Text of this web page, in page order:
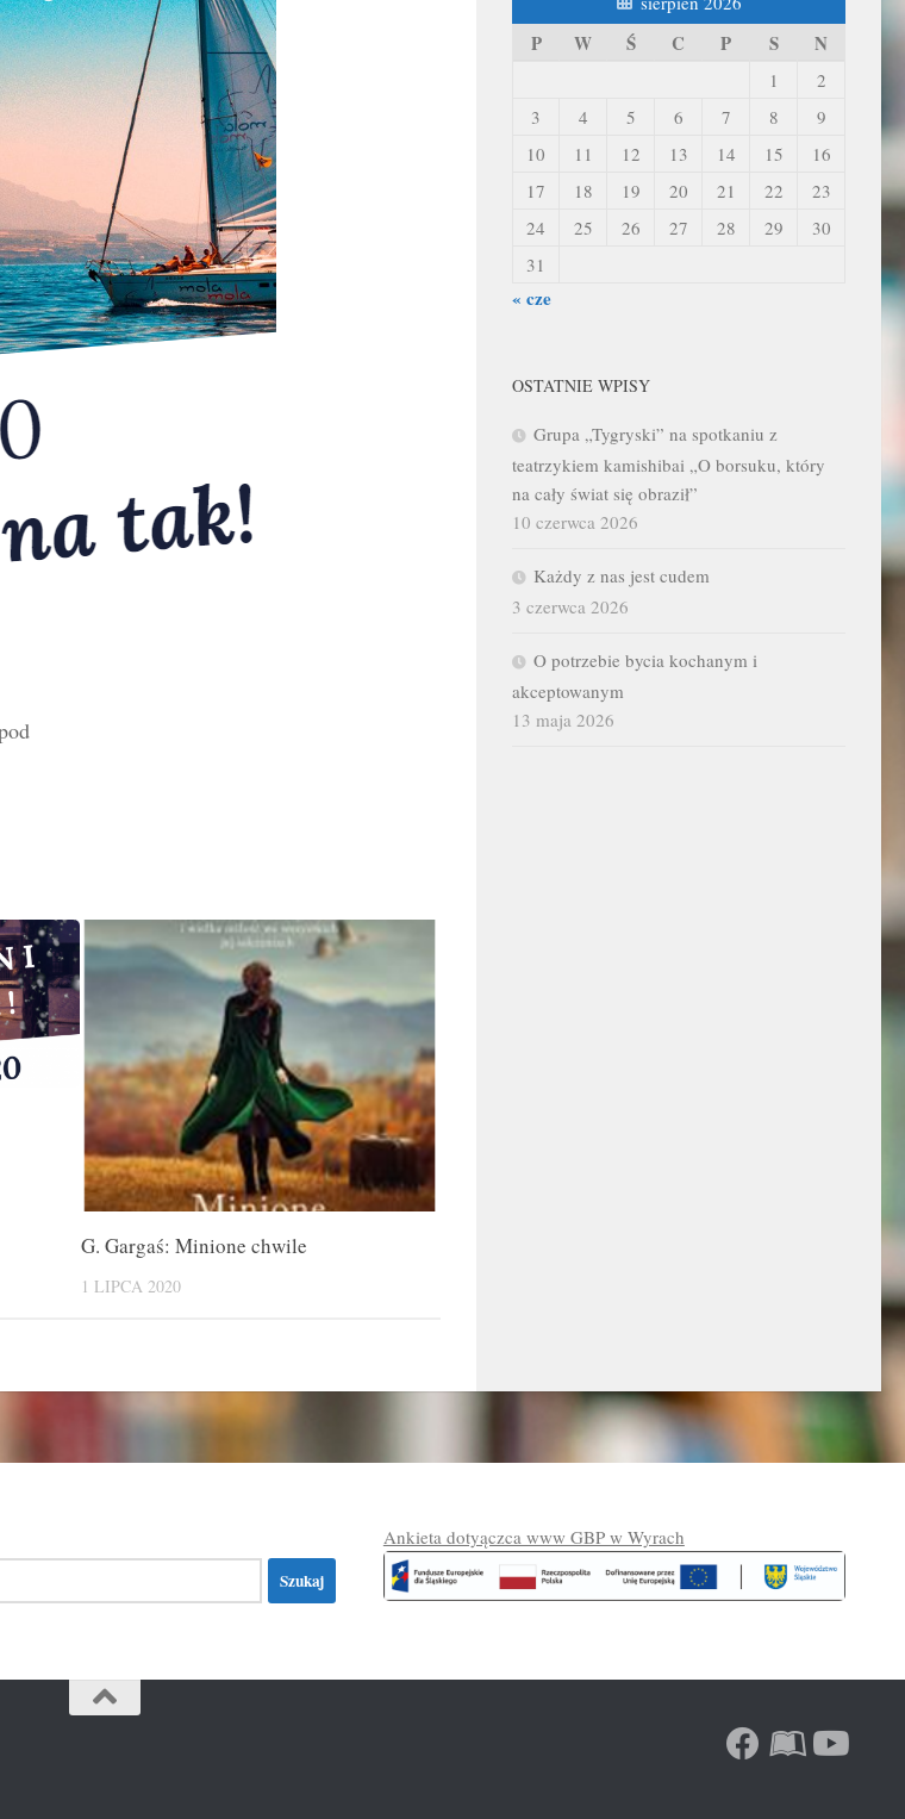
G. Gargaś: Minione chwile
1 LIPCA 2020
P W Ś C P S N
1
2
3
4 5 6 7 8
9
10
11 12 13 14 15
16
17
18 19 20 21 22
23
24
25 26 27 28 29
30
31
« cze
OSTATNIE WPISY
Grupa „Tygryski” na spotkaniu z
teatrzykiem kamishibai „O borsuku, który
na cały świat się obraził”
10 czerwca 2026
Każdy z nas jest cudem
3 czerwca 2026
O potrzebie bycia kochanym i
akceptowanym
13 maja 2026
Ankieta dotyączca www GBP w Wyrach